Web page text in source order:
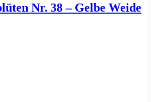
Nr. 38 – Gelbe Weide